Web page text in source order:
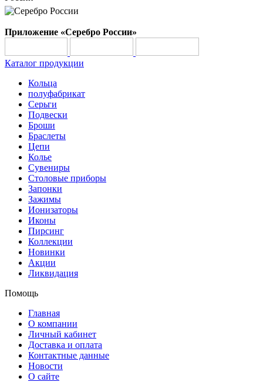
Приложение «Серебро России»
Каталог продукции
Кольца
полуфабрикат
Серьги
Подвески
Броши
Браслеты
Цепи
Колье
Сувениры
Столовые приборы
Запонки
Зажимы
Ионизаторы
Иконы
Пирсинг
Коллекции
Новинки
Акции
Ликвидация
Помощь
Главная
О компании
Личный кабинет
Доставка и оплата
Контактные данные
Новости
О сайте